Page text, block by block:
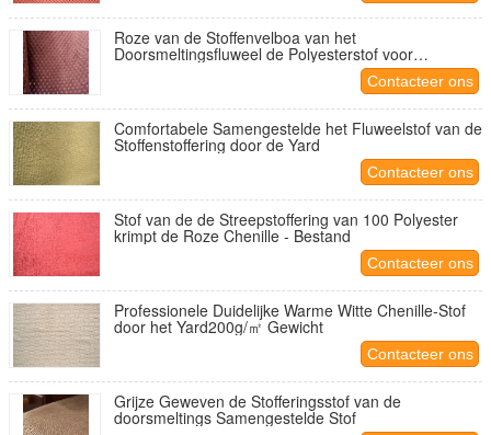
Roze van de Stoffenvelboa van het
Doorsmeltingsfluweel de Polyesterstof voor
Contacteer ons
Comfortabele Samengestelde het Fluweelstof van de
Stoffenstoffering door de Yard
Contacteer ons
Stof van de de Streepstoffering van 100 Polyester
krimpt de Roze Chenille - Bestand
Contacteer ons
Professionele Duidelijke Warme Witte Chenille-Stof
door het Yard200g/㎡ Gewicht
Contacteer ons
Grijze Geweven de Stofferingsstof van de
doorsmeltings Samengestelde Stof